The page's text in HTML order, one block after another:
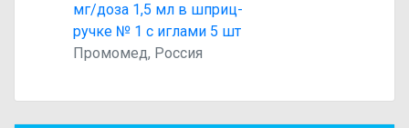
мг/доза 1,5 мл в шприц-
ручке № 1 с иглами 5 шт
Промомед, Россия